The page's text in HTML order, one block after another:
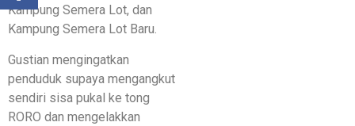
Kampung Semera Lot, dan
Kampung Semera Lot Baru.
Gustian mengingatkan
penduduk supaya mengangkut
sendiri sisa pukal ke tong
RORO dan mengelakkan